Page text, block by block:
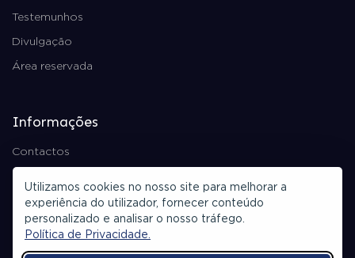
Utilizamos cookies no nosso site para melhorar a
experiência do utilizador, fornecer conteúdo
personalizado e analisar o nosso tráfego.
Política de Privacidade.
Testemunhos
Divulgação
Área reservada
Informações
Contactos
Ficha Técnica